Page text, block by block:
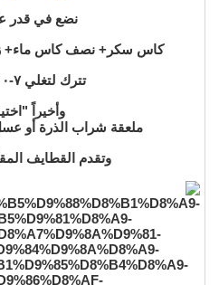
نضع في قدر
كاس سكر+ نصف كاس ماء+
تترك لتغلي ٧-١٠ دقائق ..
وأخيراً
ملعقة شراب الذرة أو
وتقدم القطايف